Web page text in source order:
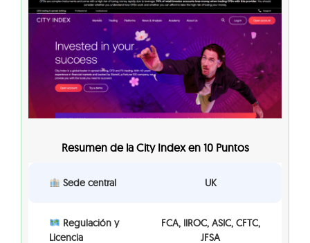
Resumen de la City Index en 10 Puntos
Sede central UK
Regulación y
Licencia
FCA, IIROC, ASIC, CFTC,
JFSA